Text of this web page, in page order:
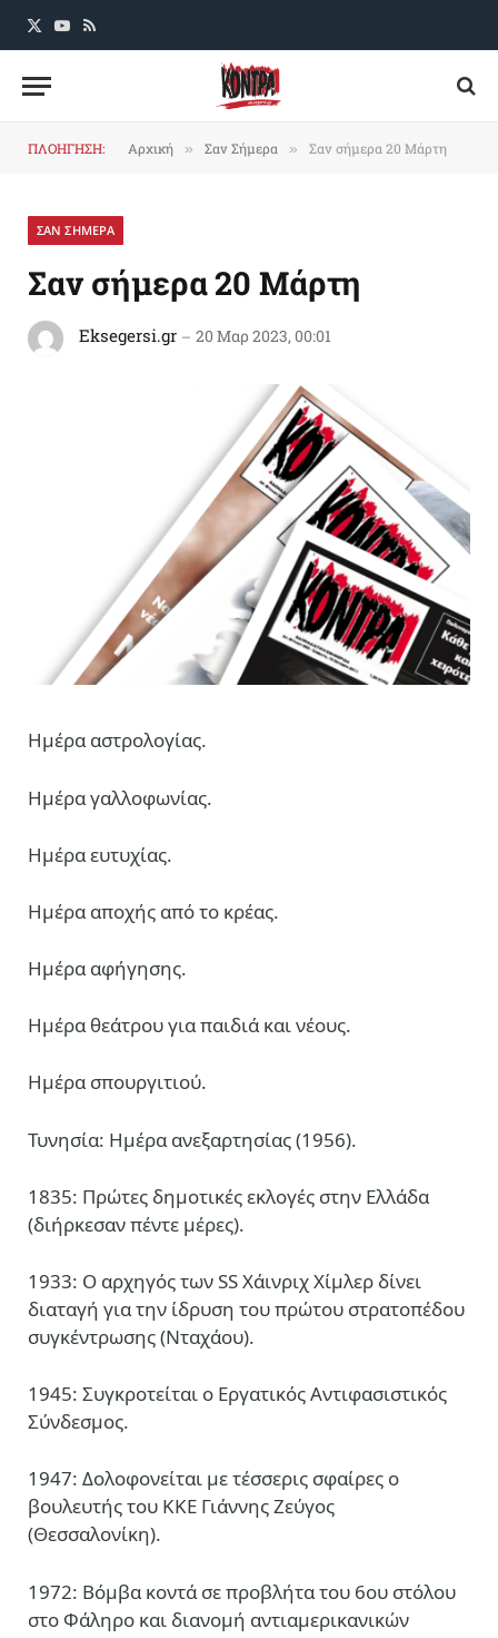
X
YouTube
RSS
ΠΛΟΗΓΗΣΗ: Αρχική » Σαν Σήμερα » Σαν σήμερα 20 Μάρτη
ΣΑΝ ΣΗΜΕΡΑ
Σαν σήμερα 20 Μάρτη
Eksegersi.gr 20 Μαρ 2023, 00:01
Ημέρα αστρολογίας.
Ημέρα γαλλοφωνίας.
Ημέρα ευτυχίας.
Ημέρα αποχής από το κρέας.
Ημέρα αφήγησης.
Ημέρα θεάτρου για παιδιά και νέους.
Ημέρα σπουργιτιού.
Τυνησία: Ημέρα ανεξαρτησίας (1956).
1835: Πρώτες δημοτικές εκλογές στην Ελλάδα
(διήρκεσαν πέντε μέρες).
1933: Ο αρχηγός των SS Χάινριχ Χίμλερ δίνει
διαταγή για την ίδρυση του πρώτου στρατοπέδου
συγκέντρωσης (Νταχάου).
1945: Συγκροτείται ο Εργατικός Αντιφασιστικός
Σύνδεσμος.
1947: Δολοφονείται με τέσσερις σφαίρες ο
βουλευτής του ΚΚΕ Γιάννης Ζεύγος
(Θεσσαλονίκη).
1972: Βόμβα κοντά σε προβλήτα του 6ου στόλου
στο Φάληρο και διανομή αντιαμερικανικών